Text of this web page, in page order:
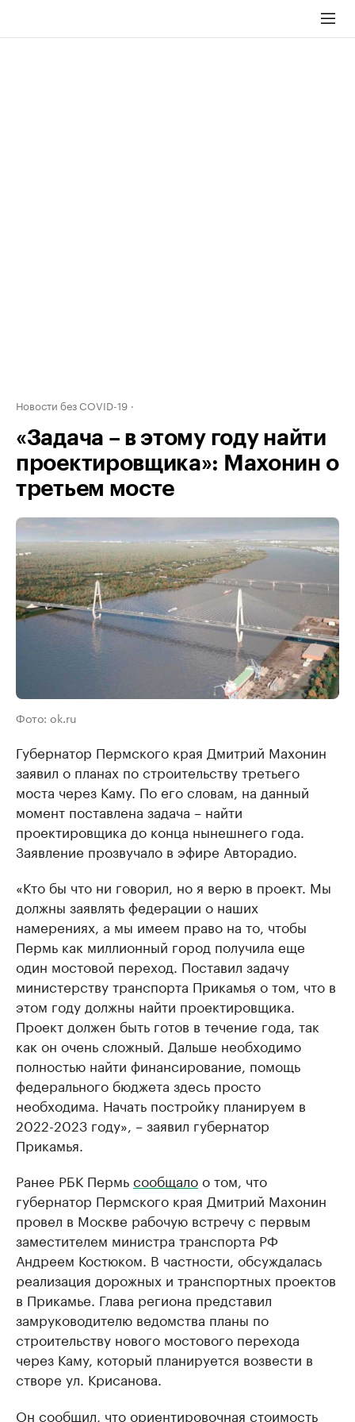
Новости без COVID-19
«Задача – в этому году найти
проектировщика»: Махонин о
третьем мосте
Фото: ok.ru
Губернатор Пермского края Дмитрий Махонин
заявил о планах по строительству третьего
моста через Каму. По его словам, на данный
момент поставлена задача – найти
проектировщика до конца нынешнего года.
Заявление прозвучало в эфире Авторадио.
«Кто бы что ни говорил, но я верю в проект. Мы
должны заявлять федерации о наших
намерениях, а мы имеем право на то, чтобы
Пермь как миллионный город получила еще
один мостовой переход. Поставил задачу
министерству транспорта Прикамья о том, что в
этом году должны найти проектировщика.
Проект должен быть готов в течение года, так
как он очень сложный. Дальше необходимо
полностью найти финансирование, помощь
федерального бюджета здесь просто
необходима. Начать постройку планируем в
2022-2023 году», – заявил губернатор
Прикамья.
Ранее РБК Пермьсообщалоо том, что
губернатор Пермского края Дмитрий Махонин
провел в Москве рабочую встречу с первым
заместителем министра транспорта РФ
Андреем Костюком. В частности, обсуждалась
реализация дорожных и транспортных проектов
в Прикамье. Глава региона представил
замруководителю ведомства планы по
строительству нового мостового перехода
через Каму, который планируется возвести в
створе ул. Крисанова.
Он сообщил, что ориентировочная стоимость